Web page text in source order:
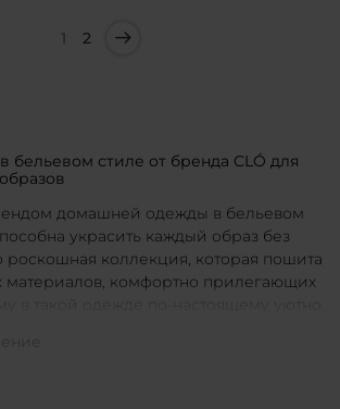
1 2
бельевом стиле от бренда CLÓ для
домашней одежды в бельевом
украсить каждый образ без
роскошная коллекция, которая пошита
материалов, комфортно прилегающих
в такой одежде по-настоящему уютно